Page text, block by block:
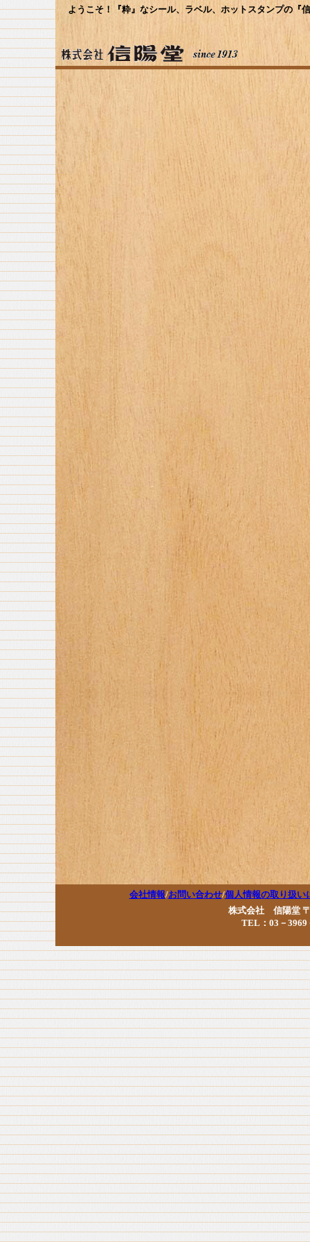
ようこそ！『粋』なシール、ラベル、ホットスタンプの『
会社情報/お問い合わせ/個人情報の取り扱い
株式会社 信陽堂
TEL：03－3969